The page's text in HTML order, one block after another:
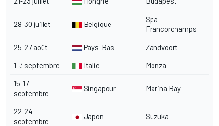
28-30 juillet Belgique
Spa-
Francorchamps
25-27 août Pays-Bas Zandvoort
1-3 septembre Italie Monza
15-17
septembre
Singapour Marina Bay
22-24
septembre
Japon Suzuka